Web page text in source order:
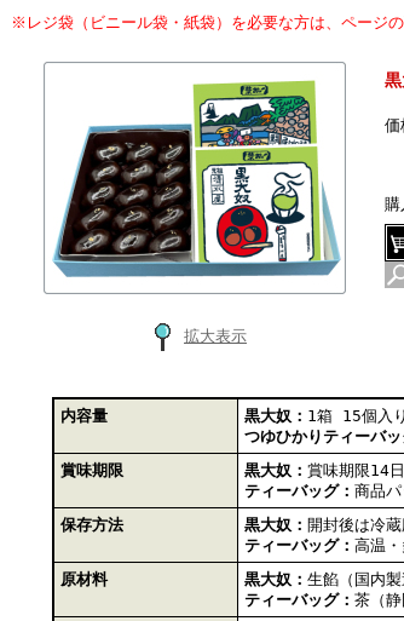
※レジ袋（ビニール袋・紙袋）を必要な方は、ページ
拡大表示
価
購
内容量 黒大奴： 1箱 15個入り
つゆひかりティーバッ
賞味期限
黒大奴： 賞味期限14日
ティーバッグ： 商品
保存方法
黒大奴： 開封後は冷
ティーバッグ： 高温・
原材料
黒大奴： 生餡（国内
ティーバッグ： 茶（静